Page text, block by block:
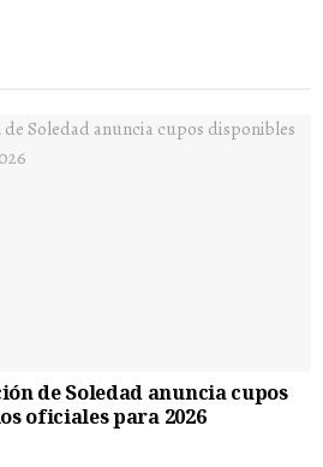
de Soledad anuncia cupos
oficiales para 2026